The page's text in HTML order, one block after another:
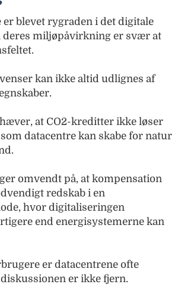
er blevet rygraden i det digitale
deres miljøpåvirkning er svær at
kan ikke altid udlignes af
at CO2-kreditter ikke løser
datacentre kan skabe for natur
omvendt på, at kompensation
redskab i en
hvor digitaliseringen
end energisystemerne kan
er datacentrene ofte
er ikke fjern.